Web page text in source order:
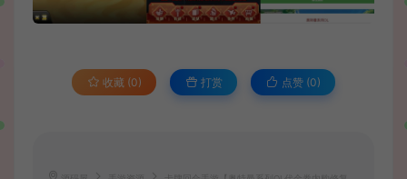
收藏 (0) 打赏 点赞 (0)